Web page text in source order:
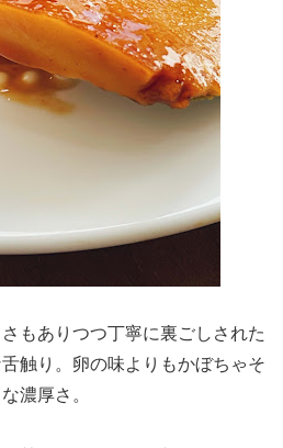
もありつつ丁寧に裏ごしされた
触り。卵の味よりもかぼちゃそ
濃厚さ。